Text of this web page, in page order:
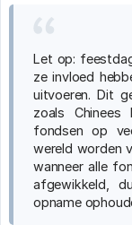
Let op:
ze invloed
uitvoeren. Dit
zoals
fondsen op
wereld worden
wanneer alle
afgewikkeld,
opname